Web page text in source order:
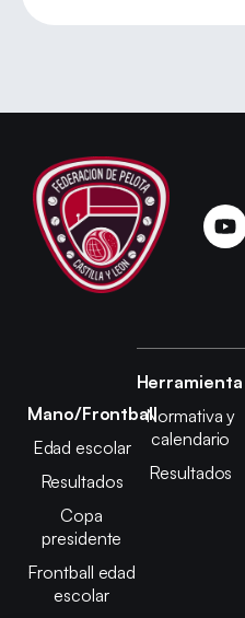
Mano/Frontball
Edad escolar
Resultados
Copa
presidente
Frontball edad
escolar
Herramienta
Normativa y
calendario
Resultados